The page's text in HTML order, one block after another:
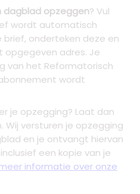
dagblad opzeggen? Vul
wordt automatisch
onderteken deze en
opgegeven adres. Je
van het Reformatorisch
wordt
je opzegging? Laat dan
Wij versturen je opzegging
en je ontvangt hiervan
een kopie van je
informatie over onze